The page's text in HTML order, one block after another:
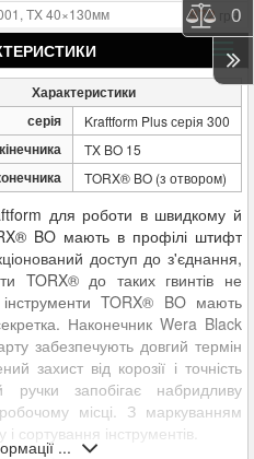
TX 40×130мм
972 грн.
TX 7×60мм
676грн.
TX 8×60мм
676грн.
TX 9×60мм
TX 15×80мм
685грн.
TX 15×300мм
TX 20×300мм
856грн.
TX 25×100мм
750грн.
TX 27×115мм
821грн.
TX 30×115мм
грн.
Характеристики
серія
Kraftform Plus серія 300
TX BO 15
TORX® BO (з отвором)
для роботи в швидкому й
BO мають в профілі штифт
доступ до з'єднання,
TORX® до таких гвинтів не
інструменти TORX® BO мають
Наконечник Wera Black
забезпечують довгий термін
захист від корозії і точність
запобігає набридливу
місці. З маркуванням
сортування інструментів.
...
0